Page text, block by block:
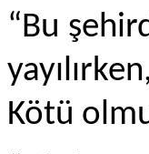
“Bu
Kötü